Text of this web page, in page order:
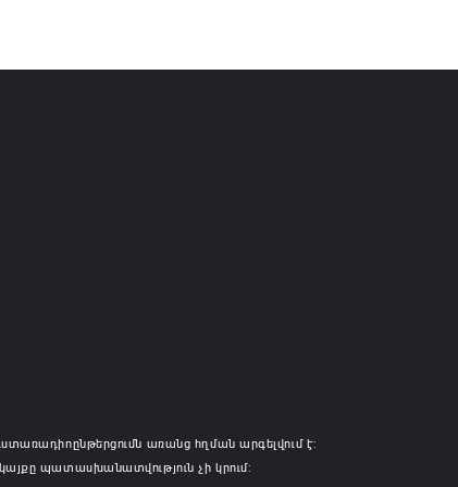
առանց հղման արգելվում է:
պատասխանատվություն չի կրում: